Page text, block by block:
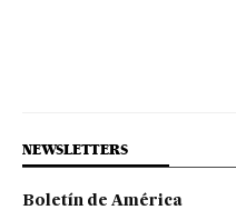
NEWSLETTERS
Boletín de América